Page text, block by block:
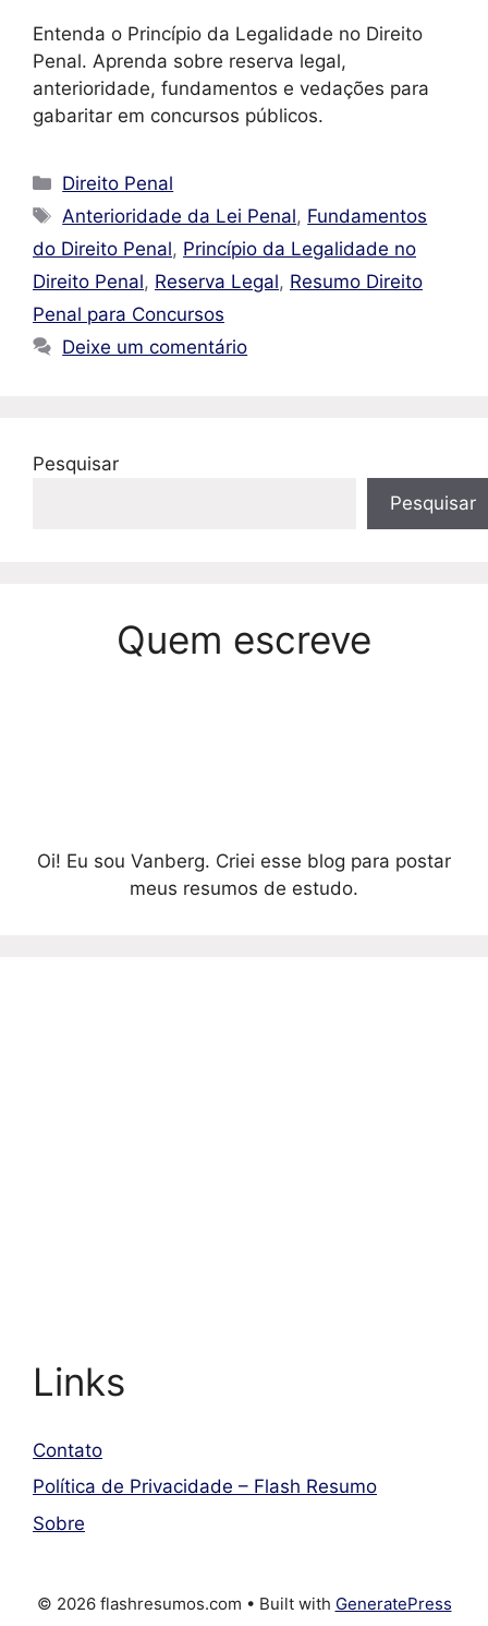
Entenda o Princípio da Legalidade no Direito
Penal. Aprenda sobre reserva legal,
anterioridade, fundamentos e vedações para
gabaritar em concursos públicos.
Categorias
Direito Penal
Tags
Anterioridade da Lei Penal, Fundamentos
do Direito Penal, Princípio da Legalidade no
Direito Penal, Reserva Legal, Resumo Direito
Penal para Concursos
Deixe um comentário
Pesquisar
Pesquisar
Quem escreve
Oi! Eu sou Vanberg. Criei esse blog para postar
meus resumos de estudo.
Links
Contato
Política de Privacidade – Flash Resumo
Sobre
© 2026 flashresumos.com • Built with GeneratePress